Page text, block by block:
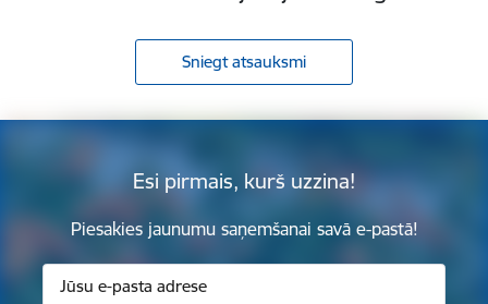
Sniegt atsauksmi
Esi pirmais, kurš uzzina!
Piesakies jaunumu saņemšanai savā e-pastā!